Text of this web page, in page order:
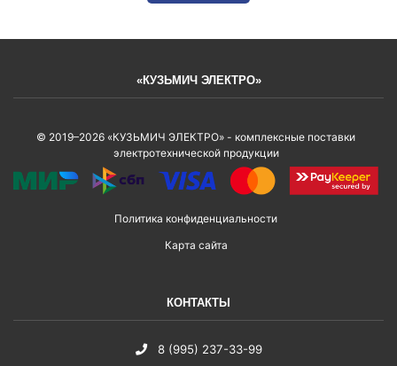
«КУЗЬМИЧ ЭЛЕКТРО»
© 2019–2026 «КУЗЬМИЧ ЭЛЕКТРО» - комплексные поставки
электротехнической продукции
Политика конфиденциальности
Карта сайта
КОНТАКТЫ
8 (995) 237-33-99